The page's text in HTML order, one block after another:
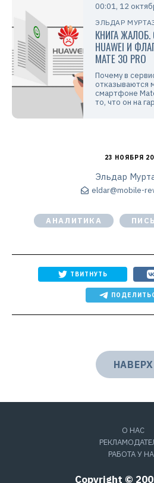
00:01, 12
ЭЛЬДАР
КНИГА
HUAWEI И
MATE 30 PRO
Почему в
отказываются
смартфоне
то, что он на
23 НОЯБРЯ
Эльдар
eldar@mobile-
АНАЛИТИКА
ТВИТНУТЬ
НАВЕРХ
О НАС
РАБОТА У
Copyright ©